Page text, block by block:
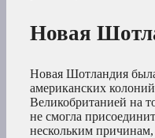
Новая
Новая Шотландия
американских
Великобританией на
не смогла
нескольким